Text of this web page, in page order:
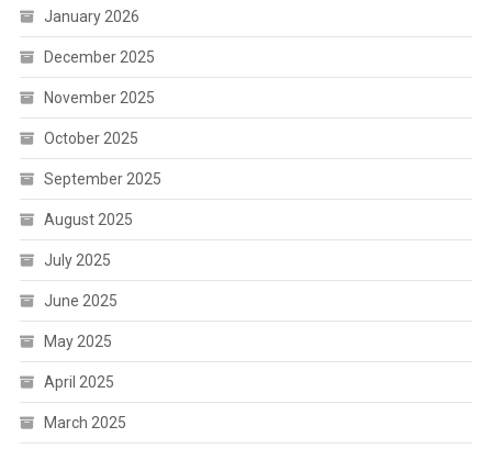
January 2026
December 2025
November 2025
October 2025
September 2025
August 2025
July 2025
June 2025
May 2025
April 2025
March 2025